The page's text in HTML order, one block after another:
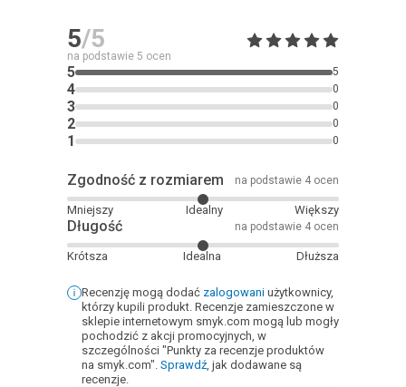
5/5
na podstawie 5 ocen
5 5
4 0
3 0
2 0
1 0
Zgodność z rozmiarem na podstawie 4 ocen
Mniejszy Idealny Większy
Długość na podstawie 4 ocen
Krótsza Idealna Dłuższa
Recenzję mogą dodać zalogowani użytkownicy,
którzy kupili produkt. Recenzje zamieszczone w
sklepie internetowym smyk.com mogą lub mogły
pochodzić z akcji promocyjnych, w
szczególności "Punkty za recenzje produktów
na smyk.com". Sprawdź, jak dodawane są
recenzje.